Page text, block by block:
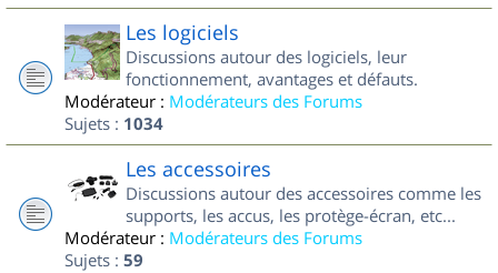
Les logiciels
Discussions autour des logiciels, leur
fonctionnement, avantages et défauts.
Modérateur : Modérateurs des Forums
Sujets : 1034
Les accessoires
Discussions autour des accessoires comme les
supports, les accus, les protège-écran, etc...
Modérateur : Modérateurs des Forums
Sujets : 59